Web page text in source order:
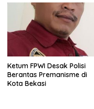
Ketum FPWI Desak Polisi
Berantas Premanisme di
Kota Bekasi